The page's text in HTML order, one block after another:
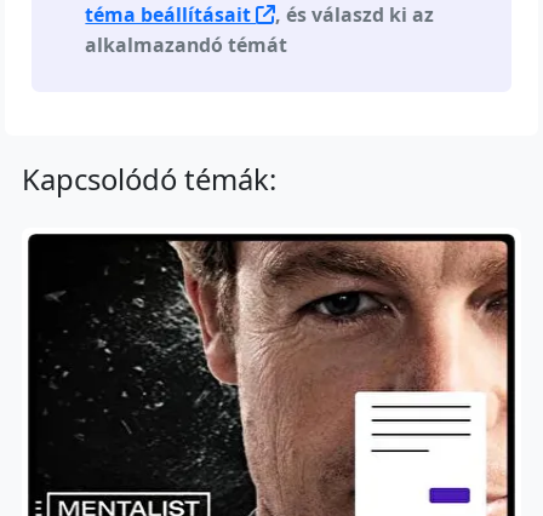
téma beállításait
, és válaszd ki az
alkalmazandó témát
Kapcsolódó témák: